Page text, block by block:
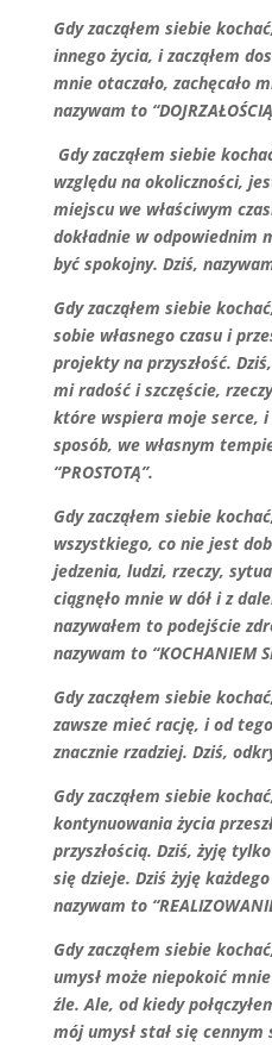
Gdy zacząłem siebie
innego życia, i zacząłem
mnie otaczało, zachęcało
nazywam to
Gdy zacząłem siebie
względu na okoliczności,
miejscu we właściwym
dokładnie w odpowiednim
być spokojny. Dziś,
Gdy zacząłem siebie
sobie własnego czasu i
projekty na przyszłość.
mi radość i szczęście,
które wspiera moje serce, i
sposób, we własnym
“PROSTOTĄ”.
Gdy zacząłem siebie
wszystkiego, co nie jest
jedzenia, ludzi, rzeczy,
ciągnęło mnie w dół i z
nazywałem to podejście
nazywam to “KOCHANIEM
Gdy zacząłem siebie
zawsze mieć rację, i od
znacznie rzadziej. Dziś,
Gdy zacząłem siebie
kontynuowania życia
przyszłością. Dziś, żyję
się dzieje. Dziś żyję
nazywam to
Gdy zacząłem siebie
umysł może niepokoić
źle. Ale, od kiedy
mój umysł stał się cennym